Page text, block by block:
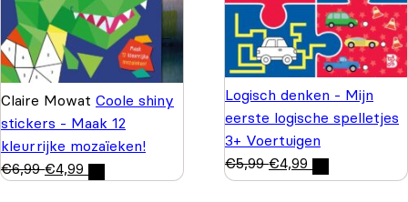
Claire Mowat Coole shiny
stickers - Maak 12
kleurrijke mozaïeken!
€6,99 €4,99
Logisch denken - Mijn
eerste logische spelletjes
3+ Voertuigen
€5,99 €4,99